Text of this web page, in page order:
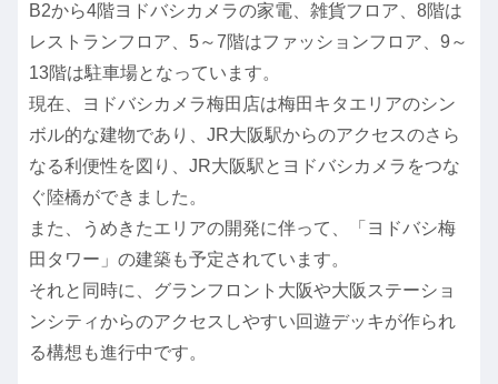
B2から4階ヨドバシカメラの家電、雑貨フロア、8階は
レストランフロア、5～7階はファッションフロア、9～
13階は駐車場となっています。
現在、ヨドバシカメラ梅田店は梅田キタエリアのシン
ボル的な建物であり、JR大阪駅からのアクセスのさら
なる利便性を図り、JR大阪駅とヨドバシカメラをつな
ぐ陸橋ができました。
また、うめきたエリアの開発に伴って、「ヨドバシ梅
田タワー」の建築も予定されています。
それと同時に、グランフロント大阪や大阪ステーショ
ンシティからのアクセスしやすい回遊デッキが作られ
る構想も進行中です。